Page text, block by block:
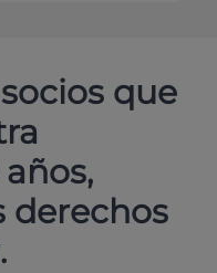
que
derechos